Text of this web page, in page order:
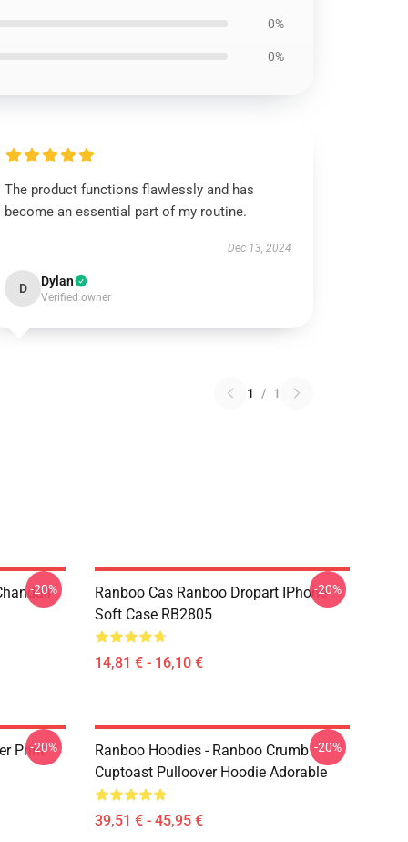
0%
0%
The product functions flawlessly and has
become an essential part of my routine.
Dec 13, 2024
D Dylan
Verified owner
1 / 1
-20%
Ranboo Cas Ranboo Dropart IPhone
Soft Case RB2805
14,81 € - 16,10 €
-20%
Print-20%
Ranboo Hoodies - Ranboo Crumb
Cuptoast Pulloover Hoodie Adorable
39,51 € - 45,95 €
-20%